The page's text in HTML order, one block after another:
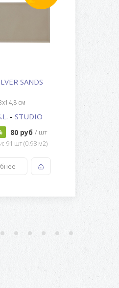
SANDS
см
- STUDIO
80 руб / шт
91 шт (0.98 м2)
5 6 7 8 9 10